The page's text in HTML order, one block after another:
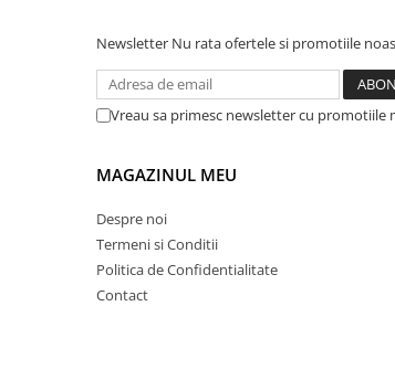
Newsletter Nu rata ofertele si promotiile
Vreau sa primesc newsletter cu promotiile
MAGAZINUL MEU
Despre noi
Termeni si Conditii
Politica de Confidentialitate
Contact